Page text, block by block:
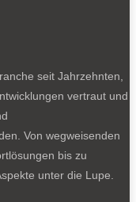
seit Jahrzehnten,
vertraut und
Von wegweisenden
bis zu
unter die Lupe.